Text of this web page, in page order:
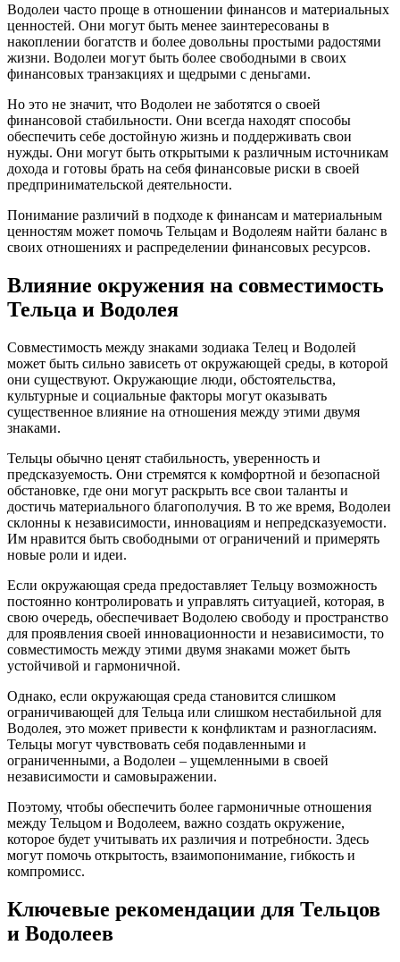
Водолеи часто проще в отношении финансов и материальных
ценностей. Они могут быть менее заинтересованы в
накоплении богатств и более довольны простыми радостями
жизни. Водолеи могут быть более свободными в своих
финансовых транзакциях и щедрыми с деньгами.
Но это не значит, что Водолеи не заботятся о своей
финансовой стабильности. Они всегда находят способы
обеспечить себе достойную жизнь и поддерживать свои
нужды. Они могут быть открытыми к различным источникам
дохода и готовы брать на себя финансовые риски в своей
предпринимательской деятельности.
Понимание различий в подходе к финансам и материальным
ценностям может помочь Тельцам и Водолеям найти баланс в
своих отношениях и распределении финансовых ресурсов.
Влияние окружения на совместимость
Тельца и Водолея
Совместимость между знаками зодиака Телец и Водолей
может быть сильно зависеть от окружающей среды, в которой
они существуют. Окружающие люди, обстоятельства,
культурные и социальные факторы могут оказывать
существенное влияние на отношения между этими двумя
знаками.
Тельцы обычно ценят стабильность, уверенность и
предсказуемость. Они стремятся к комфортной и безопасной
обстановке, где они могут раскрыть все свои таланты и
достичь материального благополучия. В то же время, Водолеи
склонны к независимости, инновациям и непредсказуемости.
Им нравится быть свободными от ограничений и примерять
новые роли и идеи.
Если окружающая среда предоставляет Тельцу возможность
постоянно контролировать и управлять ситуацией, которая, в
свою очередь, обеспечивает Водолею свободу и пространство
для проявления своей инновационности и независимости, то
совместимость между этими двумя знаками может быть
устойчивой и гармоничной.
Однако, если окружающая среда становится слишком
ограничивающей для Тельца или слишком нестабильной для
Водолея, это может привести к конфликтам и разногласиям.
Тельцы могут чувствовать себя подавленными и
ограниченными, а Водолеи – ущемленными в своей
независимости и самовыражении.
Поэтому, чтобы обеспечить более гармоничные отношения
между Тельцом и Водолеем, важно создать окружение,
которое будет учитывать их различия и потребности. Здесь
могут помочь открытость, взаимопонимание, гибкость и
компромисс.
Ключевые рекомендации для Тельцов
и Водолеев